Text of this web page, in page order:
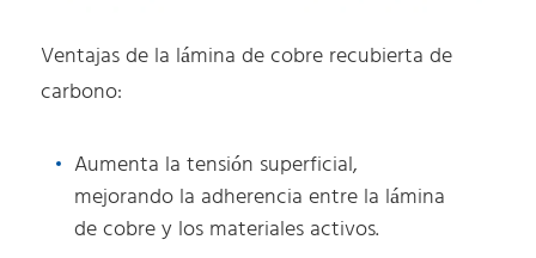
Ventajas de la lámina de cobre recubierta de
carbono:
Aumenta la tensión superficial,
mejorando la adherencia entre la lámina
de cobre y los materiales activos.